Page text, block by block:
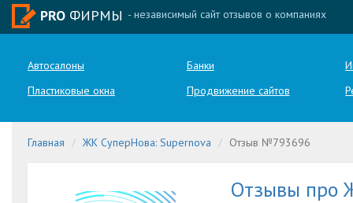
PRO ФИРМЫ - независимый сайт отзывов о компаниях
Автосалоны Банки
Пластиковые окна
Продвижение сайтов
Главная ЖК СуперНова: Supernova Отзыв №793696
Отзывы про